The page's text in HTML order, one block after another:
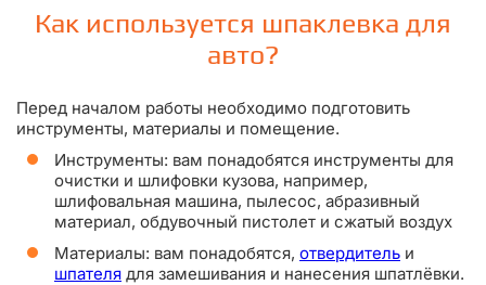
Как используется шпаклевка для
авто?
Перед началом работы необходимо подготовить
инструменты, материалы и помещение.
Инструменты: вам понадобятся инструменты для
очистки и шлифовки кузова, например,
шлифовальная машина, пылесос, абразивный
материал, обдувочный пистолет и сжатый воздух
Материалы: вам понадобятся, отвердитель и
шпателя для замешивания и нанесения шпатлёвки.